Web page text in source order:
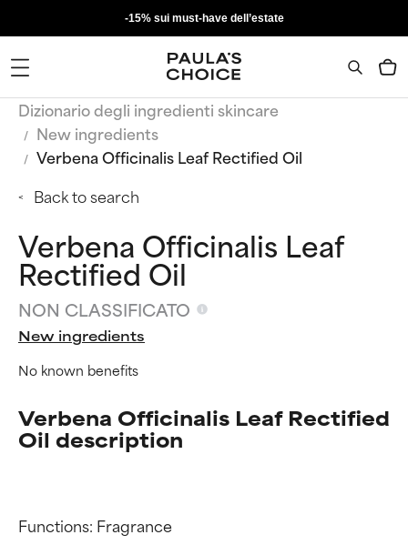
-15% sui must-have dell’estate
Dizionario degli ingredienti skincare
New ingredients
Verbena Officinalis Leaf Rectified Oil
Back to search
Verbena Officinalis Leaf
Rectified Oil
NON CLASSIFICATO
New ingredients
No known benefits
Verbena Officinalis Leaf Rectified
Oil description
Functions: Fragrance